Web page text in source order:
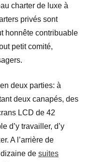
charter de luxe à
privés sont
honnête contribuable
petit comité,
deux parties: à
deux canapés, des
LCD de 42
d’y travailler, d’y
A l’arrière de
dizaine de suites